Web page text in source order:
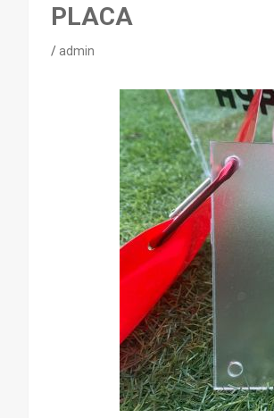
PLACA
admin